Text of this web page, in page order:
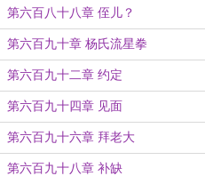
第六百八十八章 侄儿？
第六百九十章 杨氏流星拳
第六百九十二章 约定
第六百九十四章 见面
第六百九十六章 拜老大
第六百九十八章 补缺